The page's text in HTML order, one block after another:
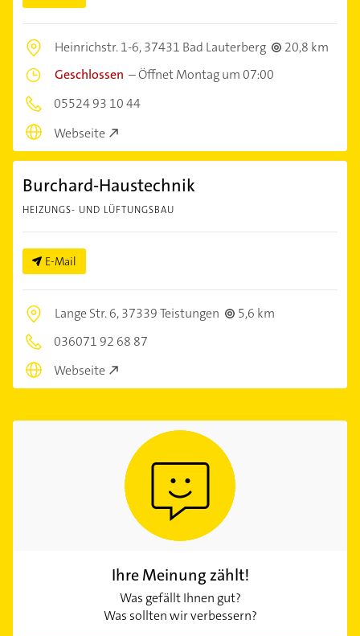
Heinrichstr. 1-6,37431 Bad Lauterberg
20,8 km
Geschlossen –Öffnet Montag um 07:00
05524 93 10 44
Webseite
Burchard-Haustechnik
HEIZUNGS- UND LÜFTUNGSBAU
E-Mail
Lange Str. 6,37339 Teistungen
5,6 km
036071 92 68 87
Webseite
Ihre Meinung zählt!
Was gefällt Ihnen gut?
Was sollten wir verbessern?